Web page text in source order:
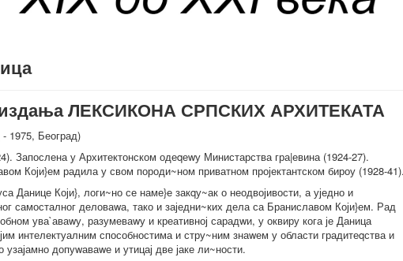
издања ЛЕКСИКОНА СРПСКИХ АРХИТЕКАТА
1975, Београд)
Запослена у Архитектонском одеqеwу Министарства гра|евина (1924-27).
Који}ем радила у свом породи~ном приватном пројектантском бироу (1928-41).
Данице Који}, логи~но се наме}е закqу~ак о неодвојивости, а уједно и
самосталног деловаwа, тако и заједни~ких дела са Браниславом Који}ем. Рад
ува`аваwу, разумеваwу и креативној сарадwи, у оквиру кога је Даница
интелектуалним способностима и стру~ним знаwем у области градитеqства и
допуwаваwе и утицај две јаке ли~ности.